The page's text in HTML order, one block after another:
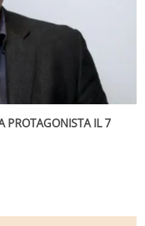
PROTAGONISTA IL 7